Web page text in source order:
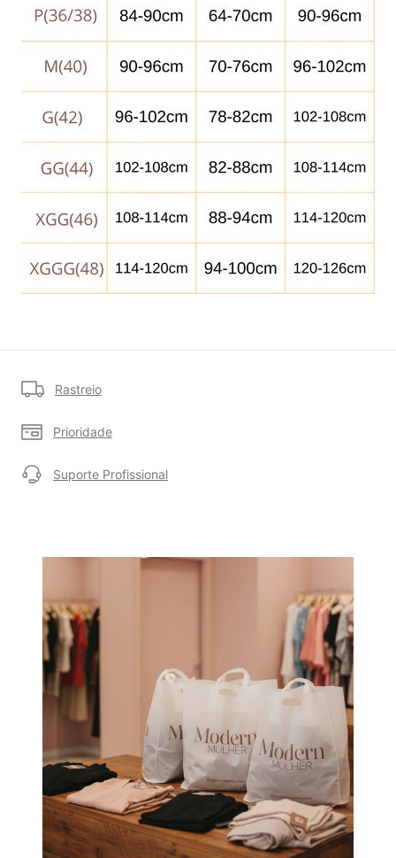
Rastreio
Prioridade
Suporte Profissional